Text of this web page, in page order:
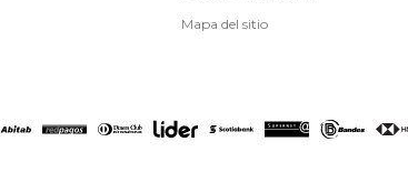
Mapa del sitio